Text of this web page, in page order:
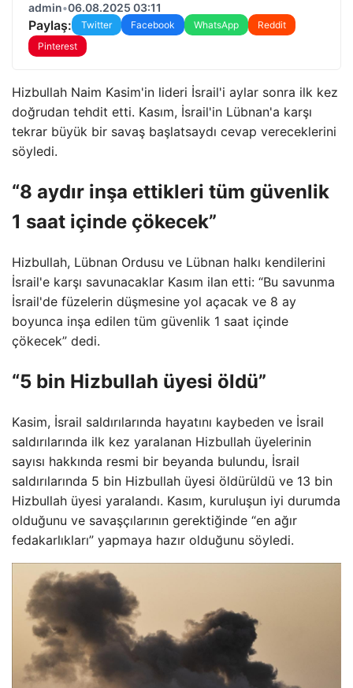
admin•06.08.2025 03:11
Paylaş: Twitter Facebook WhatsApp
Reddit
Pinterest
Hizbullah Naim Kasim'in lideri İsrail'i aylar sonra ilk kez
doğrudan tehdit etti. Kasım, İsrail'in Lübnan'a karşı
tekrar büyük bir savaş başlatsaydı cevap vereceklerini
söyledi.
“8 aydır inşa ettikleri tüm güvenlik
1 saat içinde çökecek”
Hizbullah, Lübnan Ordusu ve Lübnan halkı kendilerini
İsrail'e karşı savunacaklar Kasım ilan etti: “Bu savunma
İsrail'de füzelerin düşmesine yol açacak ve 8 ay
boyunca inşa edilen tüm güvenlik 1 saat içinde
çökecek” dedi.
“5 bin Hizbullah üyesi öldü”
Kasim, İsrail saldırılarında hayatını kaybeden ve İsrail
saldırılarında ilk kez yaralanan Hizbullah üyelerinin
sayısı hakkında resmi bir beyanda bulundu, İsrail
saldırılarında 5 bin Hizbullah üyesi öldürüldü ve 13 bin
Hizbullah üyesi yaralandı. Kasım, kuruluşun iyi durumda
olduğunu ve savaşçılarının gerektiğinde “en ağır
fedakarlıkları” yapmaya hazır olduğunu söyledi.